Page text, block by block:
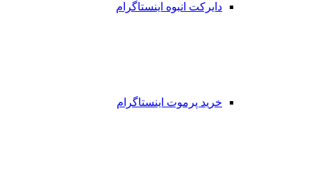
دایرکت انبوه اینستاگرام
خرید پرموت اینستاگرام